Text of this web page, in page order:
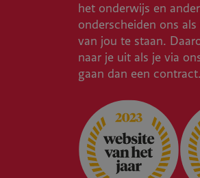
het onderwijs en
onderscheiden ons
van jou te staan.
naar je uit als je via
gaan dan een contract.